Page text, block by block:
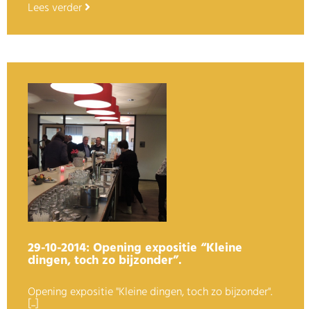
Lees verder
29-10-2014: Opening expositie “Kleine
dingen, toch zo bijzonder”.
Opening expositie "Kleine dingen, toch zo bijzonder".
[...]